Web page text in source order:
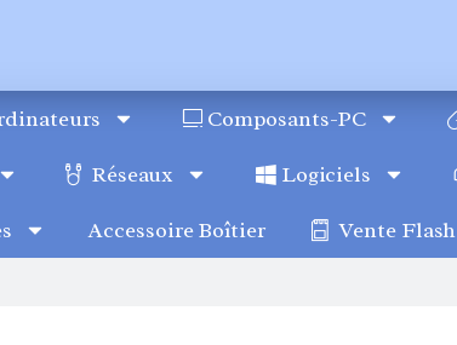
Composants-PC
Réseaux Logiciels
Accessoire Boîtier Vente Flash